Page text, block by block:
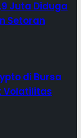
Juta Diduga
Setoran
di Bursa
Volatilitas